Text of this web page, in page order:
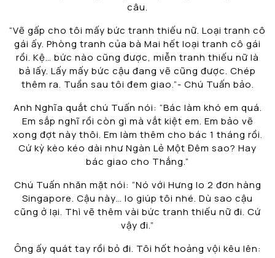
câu.
“Vẽ gấp cho tôi mấy bức tranh thiếu nữ. Loại tranh cô
gái ấy. Phòng tranh của bà Mai hết loại tranh cô gái
rồi. Kệ… bức nào cũng được, miễn tranh thiếu nữ là
bả lấy. Lấy mấy bức cậu đang vẽ cũng được. Chép
thêm ra. Tuần sau tôi đem giao.”- Chú Tuấn bảo.
Anh Nghĩa quắt chú Tuấn nói: “Bác làm khó em quá.
Em sắp nghĩ rồi còn gì mà vắt kiệt em. Em bảo vẽ
xong đợt này thôi. Em làm thêm cho bác 1 tháng rồi.
Cứ kỳ kèo kéo dài như Ngàn Lẻ Một Đêm sao? Hay
bác giao cho Thắng.”
Chú Tuấn nhăn mặt nói: “Nó với Hưng lo 2 đơn hàng
Singapore. Cậu này… lo giúp tôi nhé. Dù sao cậu
cũng ở lại. Thì vẽ thêm vài bức tranh thiếu nữ đi. Cứ
vậy đi.”
Ông ấy quát tay rồi bỏ đi. Tôi hốt hoảng vội kêu lên: